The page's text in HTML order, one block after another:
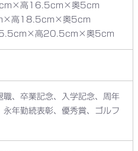
高16.5cm×奥5cm
高18.5cm×奥5cm
高20.5cm×奥5cm
職、卒業記念、入学記念、周年
永年勤続表彰、優秀賞、ゴルフ